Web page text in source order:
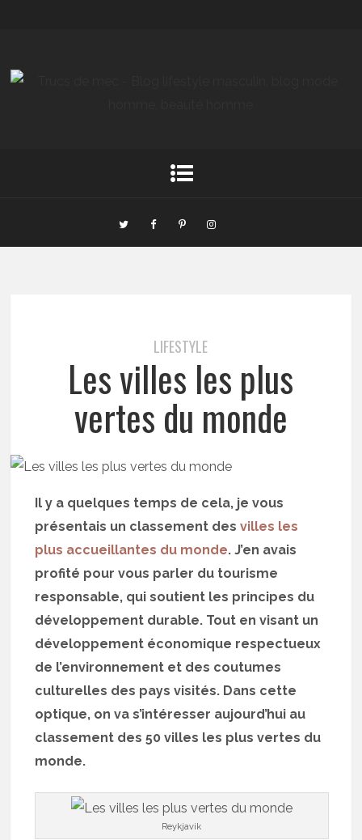
LIFESTYLE
Les villes les plus
vertes du monde
Il y a quelques temps de cela, je vous
présentais un classement desvilles les
plus accueillantes du monde. J’en avais
profité pour vous parler du tourisme
responsable, qui soutient les principes du
développement durable. Tout en visant un
développement économique respectueux
de l’environnement et des coutumes
culturelles des pays visités. Dans cette
optique, on va s’intéresser aujourd’hui au
classement des 50 villes les plus vertes du
monde.
Reykjavik